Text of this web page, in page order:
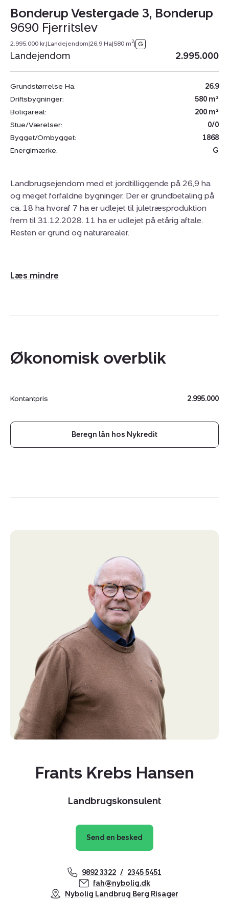
Bonderup Vestergade 3, Bonderup
9690 Fjerritslev
2.995.000 kr.|Landejendom|26,9 Ha|580 m2|
Landejendom 2.995.000
Grundstørrelse Ha:
26.9
Driftsbygninger:
580 m²
Boligareal:
200 m²
Stue/Værelser:
0/0
Bygget/Ombygget:
1868
Energimærke:
G
Landbrugsejendom med et jordtilliggende på 26,9 ha
og meget forfaldne bygninger. Der er grundbetaling på
ca. 18 ha hvoraf 7 ha er udlejet til juletræsproduktion
frem til 31.12.2028. 11 ha er udlejet på etårig aftale.
Resten er grund og naturarealer.
tekst
Økonomisk overblik
Kontantpris 2.995.000
Beregn lån hos Nykredit
Frants Krebs Hansen
Landbrugskonsulent
Send en besked
9892 3322
2345 5451
fah@nybolig.dk
Nybolig Landbrug Berg Risager